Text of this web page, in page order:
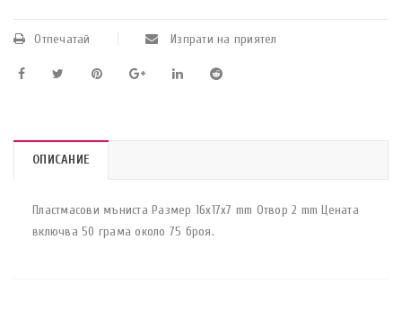
Отпечатай Изпрати на приятел
ОПИСАНИЕ
Пластмасови мъниста Размер 16х17х7 mm Отвор 2 mm Цената
включва 50 грама около 75 броя.